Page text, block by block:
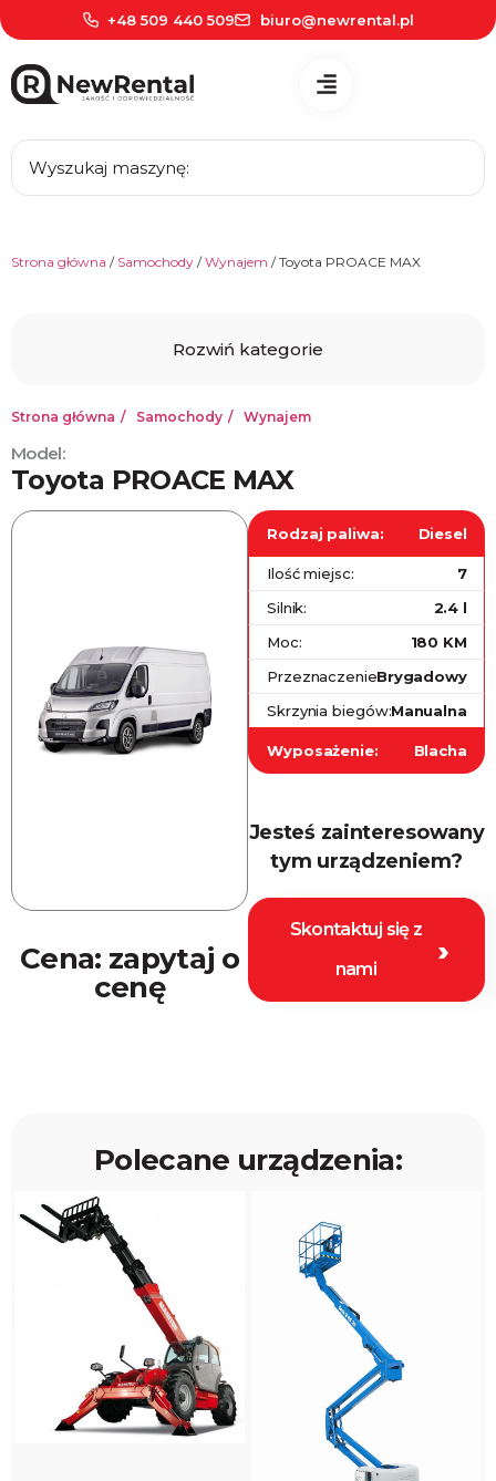
+48 509 440 509 biuro@newrental.pl
Strona główna / Samochody /Wynajem / Toyota PROACE MAX
kategorie
Samochody
Strona główna Samochody Wynajem
Model:
Toyota PROACE MAX
Rodzaj paliwa: Diesel
Ilość miejsc:
7
Silnik:
2.4 l
Moc:
180 KM
Przeznaczenie:Brygadowy
Skrzynia biegów:Manualna
Wyposażenie: Blacha
Jesteś zainteresowany
tym urządzeniem?
Skontaktuj się z
nami
Cena: zapytaj o
cenę
Polecane urządzenia: